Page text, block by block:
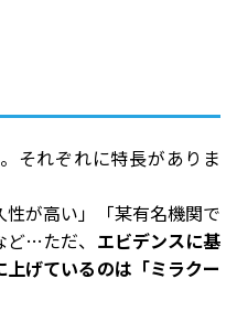
それぞれに特長がありま
が高い」「某有名機関で
…ただ、 エビデンスに基
げているのは「ミラクー